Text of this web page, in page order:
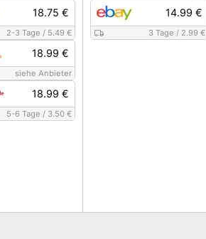
18.75 €
2-3 Tage / 5.49 €
18.99 €
siehe Anbieter
18.99 €
5-6 Tage / 3.50 €
14.99 €
3 Tage / 2.99 €